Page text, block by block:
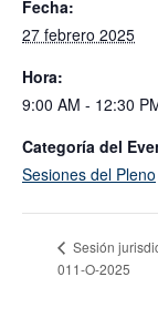
Fecha:
27 febrero 2025
Hora:
9:00 AM - 12:30
Categoría del
Sesiones del Pleno
Sesión
011-O-2025